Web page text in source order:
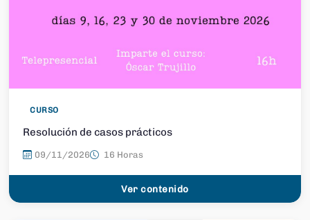
CURSO
Resolución de casos prácticos
09/11/2026 16 Horas
Ver contenido